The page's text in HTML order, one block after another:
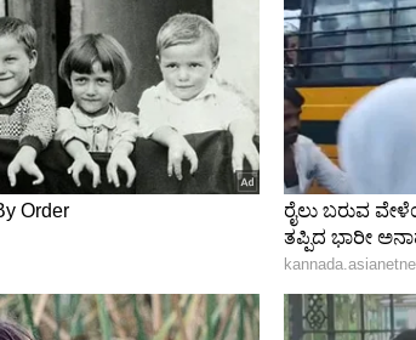
post on Instagram